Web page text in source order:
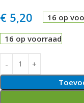
€ 5,20 16 op
16 op voorraad